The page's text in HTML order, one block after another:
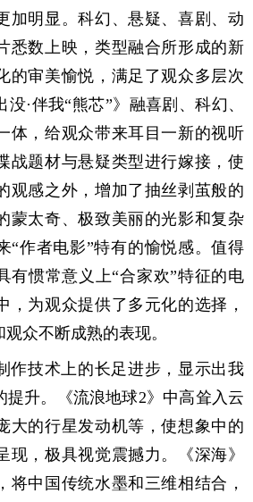
加明显。科幻、悬疑、喜剧、动
悉数上映，类型融合所形成的新
的审美愉悦，满足了观众多层次
·伴我“熊芯”》融喜剧、科幻、
体，给观众带来耳目一新的视听
战题材与悬疑类型进行嫁接，使
观感之外，增加了抽丝剥茧般的
蒙太奇、极致美丽的光影和复杂
“作者电影”特有的愉悦感。值得
有惯常意义上“合家欢”特征的电
，为观众提供了多元化的选择，
众不断成熟的表现。
技术上的长足进步，显示出我
提升。《流浪地球2》中高耸入云
大的行星发动机等，使想象中的
现，极具视觉震撼力。《深海》
将中国传统水墨和三维相结合，